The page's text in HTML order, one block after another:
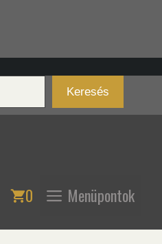
Keresés
0 Menüpontok